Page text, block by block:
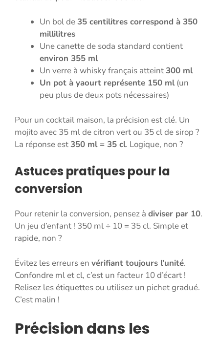
Un bol de35 centilitres correspond à 350
millilitres
Une canette de soda standard contient
environ 355 ml
Un verre à whisky français atteint300 ml
Un pot à yaourt représente 150 ml(un
peu plus de deux pots nécessaires)
Pour un cocktail maison, la précision est clé. Un
mojito avec 35 ml de citron vert ou 35 cl de sirop ?
La réponse est350 ml = 35 cl. Logique, non ?
Astuces pratiques pour la
conversion
Pour retenir la conversion, pensez à diviser par 10.
Un jeu d’enfant ! 350 ml ÷ 10 = 35 cl. Simple et
rapide, non ?
Évitez les erreurs en vérifiant toujours l’unité.
Confondre ml et cl, c’est un facteur 10 d’écart !
Relisez les étiquettes ou utilisez un pichet gradué.
C’est malin !
Précision dans les